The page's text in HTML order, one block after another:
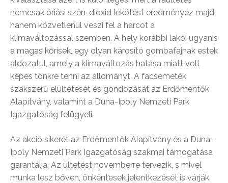
nemcsak óriási szén-dioxid lekötést eredményez majd,
hanem közvetlenül veszi fel a harcot a
klímaváltozással szemben. A hely korábbi lakói ugyanis
a magas kőrisek, egy olyan károsító gombafajnak estek
áldozatul, amely a klímaváltozás hatása miatt volt
képes tönkre tenni az állományt. A facsemeték
szakszerű elültetését és gondozását az Erdőmentők
Alapítvány, valamint a Duna-Ipoly Nemzeti Park
Igazgatóság felügyeli.
Az akció sikerét az Erdőmentők Alapítvány és a Duna-
Ipoly Nemzeti Park Igazgatóság szakmai támogatása
garantálja. Az ültetést novemberre tervezik, s mivel
munka lesz bőven, önkéntesek jelentkezését is várják.